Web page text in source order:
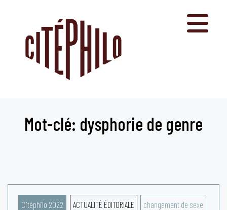
Mot-clé: dysphorie de genre
Citéphilo 2022 ACTUALITÉ ÉDITORIALE changement de sexe